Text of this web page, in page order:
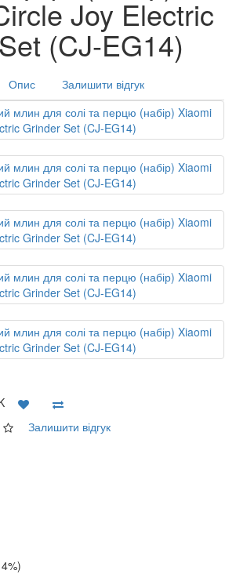
Joy Electric
(CJ-EG14)
Опис Залишити відгук
Залишити відгук